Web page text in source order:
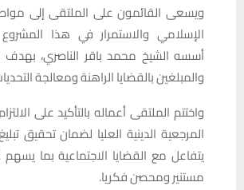
ويسعى القائمون على الملتقى إلى
الإسلامي والاستمرار في هذا
أسسه الشيخ محمد باقر الناصري، بهدف
والمبلغين بالقضايا الراهنة ومعالجة
واختتم الملتقى أعماله بالتأكيد على
المرجعية الدينية العليا لضمان تحقيق
يتفاعل مع القضايا الاجتماعية بما
مستنير ومحصن فكريا.